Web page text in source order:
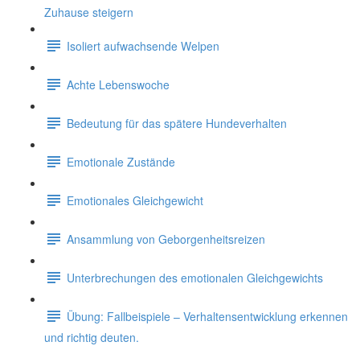
Zuhause steigern
Isoliert aufwachsende Welpen
Achte Lebenswoche
Bedeutung für das spätere Hundeverhalten
Emotionale Zustände
Emotionales Gleichgewicht
Ansammlung von Geborgenheitsreizen
Unterbrechungen des emotionalen Gleichgewichts
Übung: Fallbeispiele – Verhaltensentwicklung erkennen
und richtig deuten.